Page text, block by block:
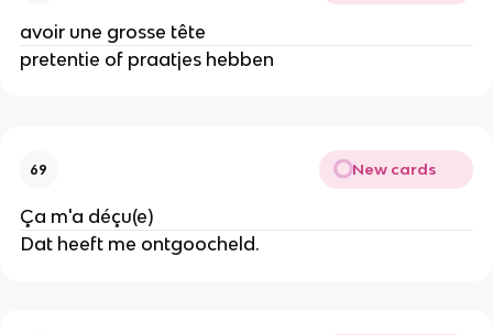
avoir une grosse tête
pretentie of praatjes hebben
69 New cards
Ça m'a déçu(e)
Dat heeft me ontgoocheld.